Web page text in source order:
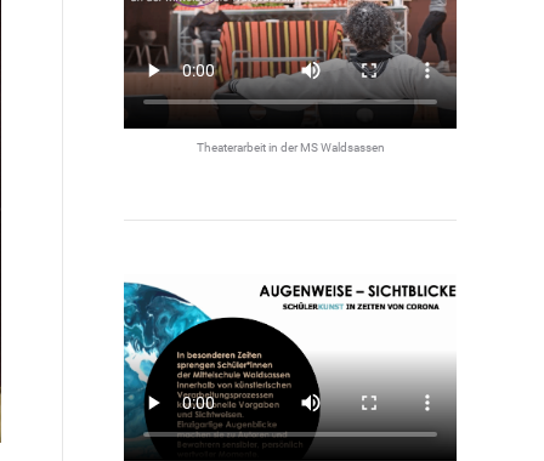
Theaterarbeit in der MS Waldsassen